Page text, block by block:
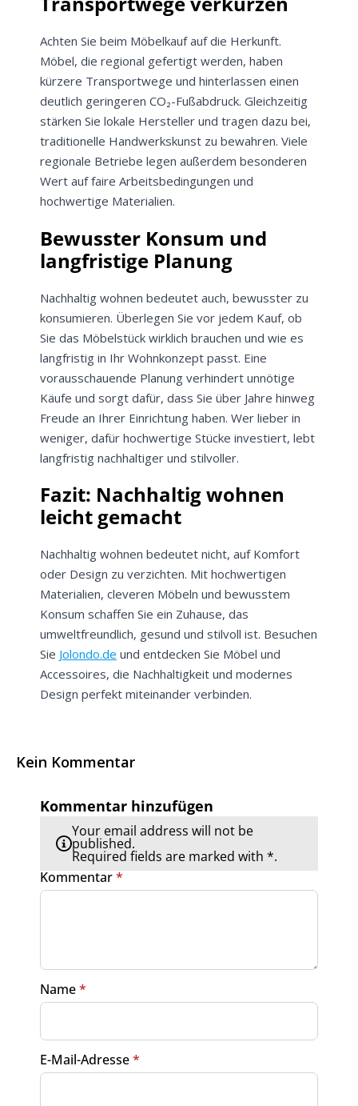
Achten Sie beim Möbelkauf auf die Herkunft.
Möbel, die regional gefertigt werden, haben
kürzere Transportwege und hinterlassen einen
deutlich geringeren CO₂-Fußabdruck. Gleichzeitig
stärken Sie lokale Hersteller und tragen dazu bei,
traditionelle Handwerkskunst zu bewahren. Viele
regionale Betriebe legen außerdem besonderen
Wert auf faire Arbeitsbedingungen und
hochwertige Materialien.
Bewusster Konsum und
langfristige Planung
Nachhaltig wohnen bedeutet auch, bewusster zu
konsumieren. Überlegen Sie vor jedem Kauf, ob
Sie das Möbelstück wirklich brauchen und wie es
langfristig in Ihr Wohnkonzept passt. Eine
vorausschauende Planung verhindert unnötige
Käufe und sorgt dafür, dass Sie über Jahre hinweg
Freude an Ihrer Einrichtung haben. Wer lieber in
weniger, dafür hochwertige Stücke investiert, lebt
langfristig nachhaltiger und stilvoller.
Fazit: Nachhaltig wohnen
leicht gemacht
Nachhaltig wohnen bedeutet nicht, auf Komfort
oder Design zu verzichten. Mit hochwertigen
Materialien, cleveren Möbeln und bewusstem
Konsum schaffen Sie ein Zuhause, das
umweltfreundlich, gesund und stilvoll ist. Besuchen
Sie Jolondo.de und entdecken Sie Möbel und
Accessoires, die Nachhaltigkeit und modernes
Design perfekt miteinander verbinden.
Kein Kommentar
Kommentar hinzufügen
Your email address will not be
published.
Required fields are marked with *.
Kommentar*
Name*
E-Mail-Adresse*
Jetzt5% Rabatt
auf Ihre erste Bestellung sichern!
Meinen Code senden
Bleiben Sie auf dem Laufenden über
Neuigkeiten und Angebote.
Weitere Informationen darüber, wie wir Ihre Daten für
Marketingkommunikation verarbeiten. Lesen Sie unsere
Datenschutzrichtlinie.